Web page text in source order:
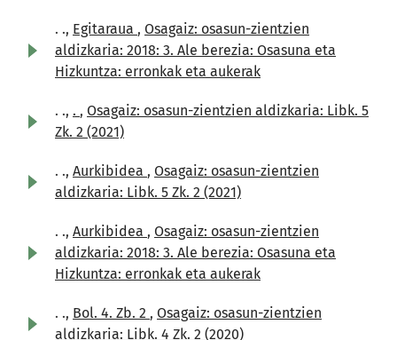
. ., Egitaraua , Osagaiz: osasun-zientzien
aldizkaria: 2018: 3. Ale berezia: Osasuna eta
Hizkuntza: erronkak eta aukerak
. ., . , Osagaiz: osasun-zientzien aldizkaria: Libk. 5
Zk. 2 (2021)
. ., Aurkibidea , Osagaiz: osasun-zientzien
aldizkaria: Libk. 5 Zk. 2 (2021)
. ., Aurkibidea , Osagaiz: osasun-zientzien
aldizkaria: 2018: 3. Ale berezia: Osasuna eta
Hizkuntza: erronkak eta aukerak
. ., Bol. 4. Zb. 2 , Osagaiz: osasun-zientzien
aldizkaria: Libk. 4 Zk. 2 (2020)